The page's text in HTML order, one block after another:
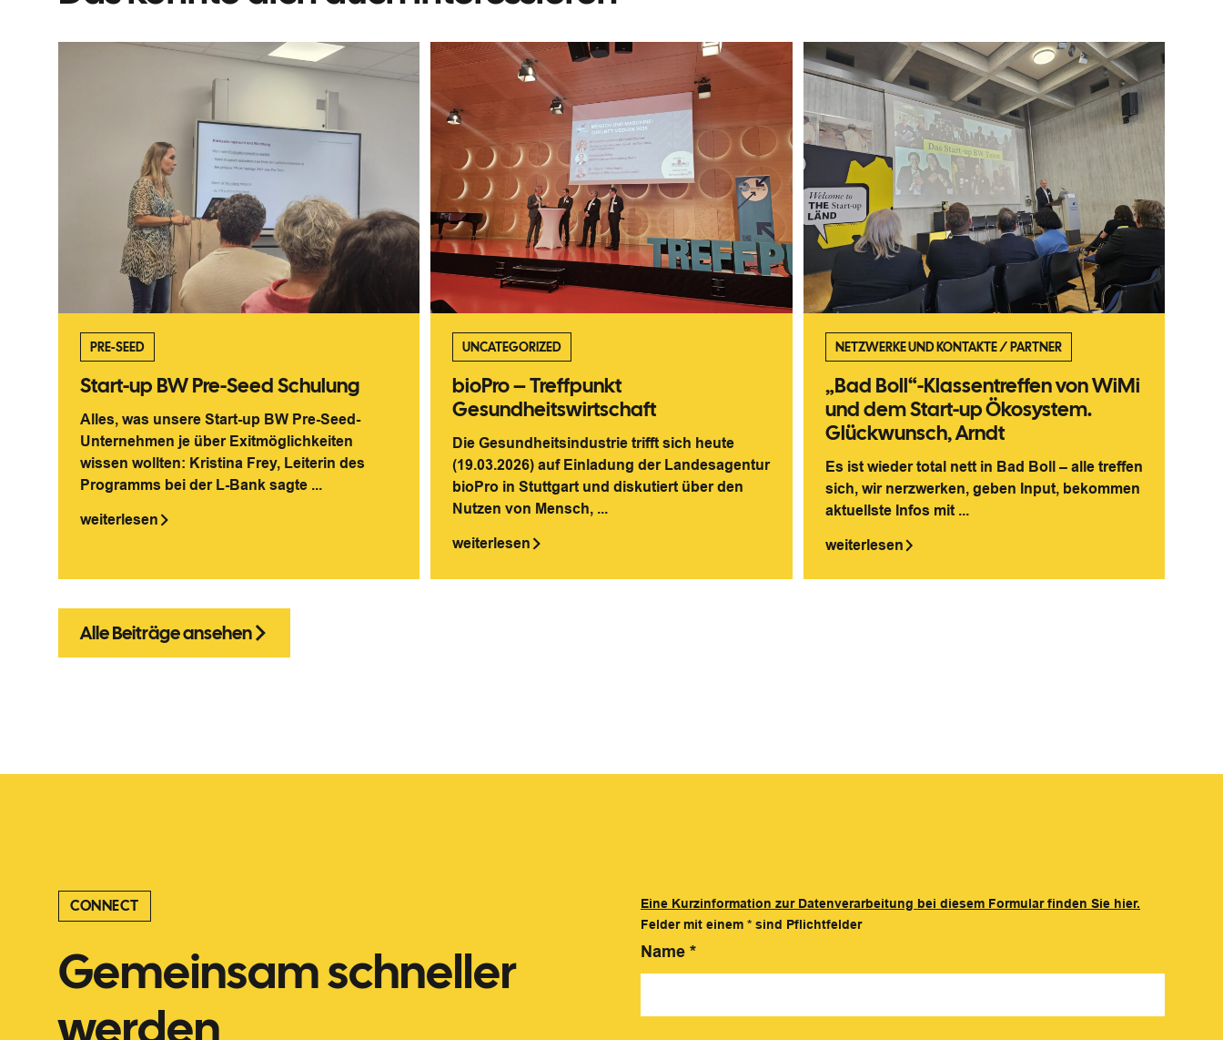
PRE-SEED
Start-up BW Pre-Seed Schulung
Alles, was unsere Start-up BW Pre-Seed-
Unternehmen je über Exitmöglichkeiten
wissen wollten: Kristina Frey, Leiterin des
Programms bei der L-Bank sagte ...
weiterlesen
UNCATEGORIZED
bioPro – Treffpunkt
Gesundheitswirtschaft
Die Gesundheitsindustrie trifft sich heute
(19.03.2026) auf Einladung der Landesagentur
bioPro in Stuttgart und diskutiert über den
Nutzen von Mensch, ...
weiterlesen
NETZWERKE UND KONTAKTE/PARTNER
„Bad Boll“-Klassentreffen von WiMi
und dem Start-up Ökosystem.
Glückwunsch, Arndt
Es ist wieder total nett in Bad Boll – alle treffen
sich, wir nerzwerken, geben Input, bekommen
aktuellste Infos mit ...
weiterlesen
Alle Beiträge ansehen
CONNECT
Gemeinsam schneller
Eine Kurzinformation zur Datenverarbeitung bei diesem Formular finden Sie hier.
Felder mit einem * sind Pflichtfelder
Name *